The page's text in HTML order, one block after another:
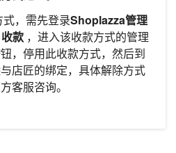
，需先登录Shoplazza管理
收款 ，进入该收款方式的管理
，停用此收款方式，然后到
店匠的绑定，具体解除方式
客服咨询。